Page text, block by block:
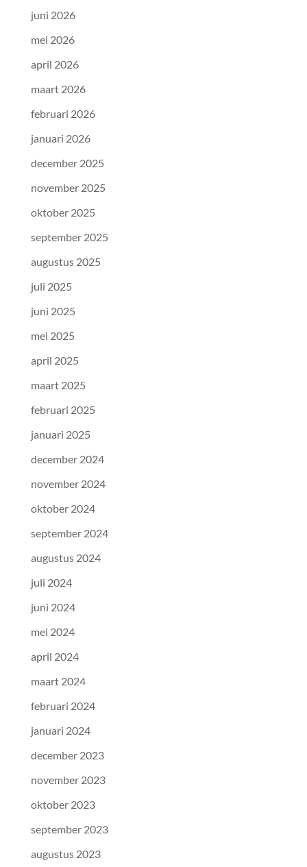
juni 2026
mei 2026
april 2026
maart 2026
februari 2026
januari 2026
december 2025
november 2025
oktober 2025
september 2025
augustus 2025
juli 2025
juni 2025
mei 2025
april 2025
maart 2025
februari 2025
januari 2025
december 2024
november 2024
oktober 2024
september 2024
augustus 2024
juli 2024
juni 2024
mei 2024
april 2024
maart 2024
februari 2024
januari 2024
december 2023
november 2023
oktober 2023
september 2023
augustus 2023